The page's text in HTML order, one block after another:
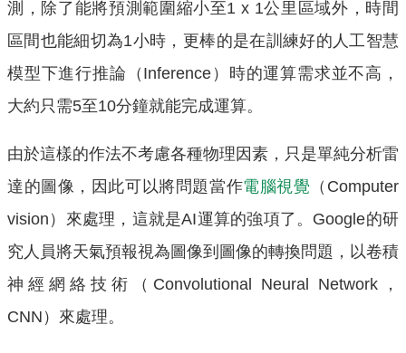
測，除了能將預測範圍縮小至1 x 1公里區域外，時間
區間也能細切為1小時，更棒的是在訓練好的人工智慧
模型下進行推論（Inference）時的運算需求並不高，
大約只需5至10分鐘就能完成運算。
由於這樣的作法不考慮各種物理因素，只是單純分析雷
達的圖像，因此可以將問題當作電腦視覺 （Computer
vision）來處理，這就是AI運算的強項了。Google的研
究人員將天氣預報視為圖像到圖像的轉換問題，以卷積
神經網絡技術（Convolutional Neural Network，
CNN）來處理。